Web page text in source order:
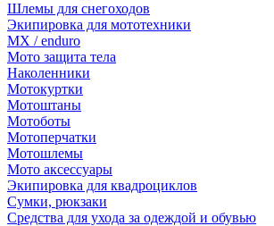
Шлемы для снегоходов
Экипировка для мототехники
MX / enduro
Мото защита тела
Наколенники
Мотокуртки
Мотоштаны
Мотоботы
Мотоперчатки
Мотошлемы
Мото аксессуары
Экипировка для квадроциклов
Сумки, рюкзаки
Средства для ухода за одеждой и обувью